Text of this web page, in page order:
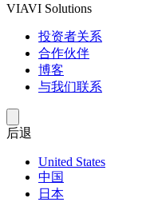
VIAVI Solutions
投资者关系
合作伙伴
博客
与我们联系
后退
United States
中国
日本